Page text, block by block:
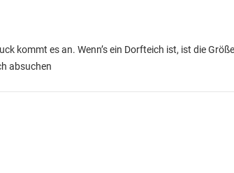
kommt es an. Wenn’s ein Dorfteich ist, ist die
absuchen